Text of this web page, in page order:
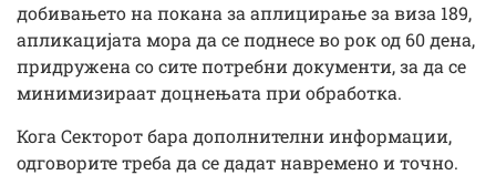
добивањето на покана за аплицирање за виза 189,
апликацијата мора да се поднесе во рок од 60 дена,
придружена со сите потребни документи, за да се
минимизираат доцнењата при обработка.
Кога Секторот бара дополнителни информации,
одговорите треба да се дадат навремено и точно.